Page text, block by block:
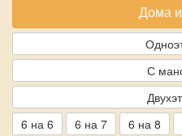
Дома
С
6 на 6
6 на 7 6 на 8